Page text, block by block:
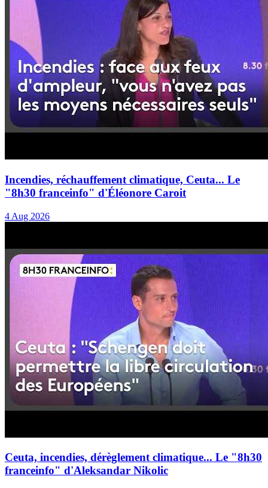
Incendies, réchauffement climatique, Ceuta... Le
"8h30 franceinfo" d'Éléonore Caroit
4 Aug 2026
Ceuta, incendies, dérèglement climatique... Le "8h30
franceinfo" d'Aleksandar Nikolic